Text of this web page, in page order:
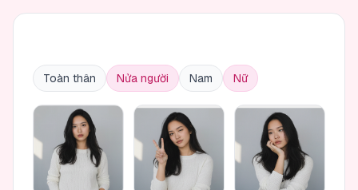
Toàn thân Nửa người Nam Nữ